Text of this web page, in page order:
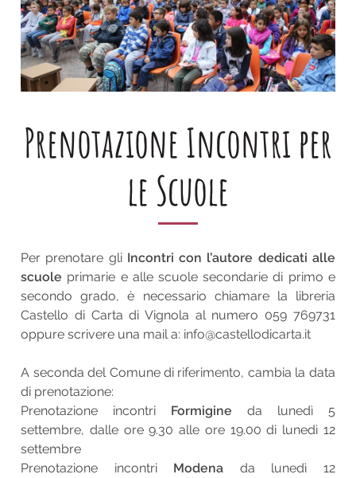
Prenotazione Incontri per
le Scuole
Per prenotare gli Incontri con l’autore dedicati alle
scuole primarie e alle scuole secondarie di primo e
secondo grado, è necessario chiamare la libreria
Castello di Carta di Vignola al numero 059 769731
oppure scrivere una mail a: info@castellodicarta.it
A seconda del Comune di riferimento, cambia la data
di prenotazione:
Prenotazione incontri Formigine da lunedì 5
settembre, dalle ore 9.30 alle ore 19.00 di lunedì 12
settembre
Prenotazione incontri Modena da lunedì 12